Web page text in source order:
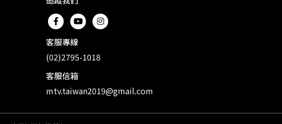
客服專線
(02)2795-1018
客服信箱
mtv.taiwan2019@gmail.com